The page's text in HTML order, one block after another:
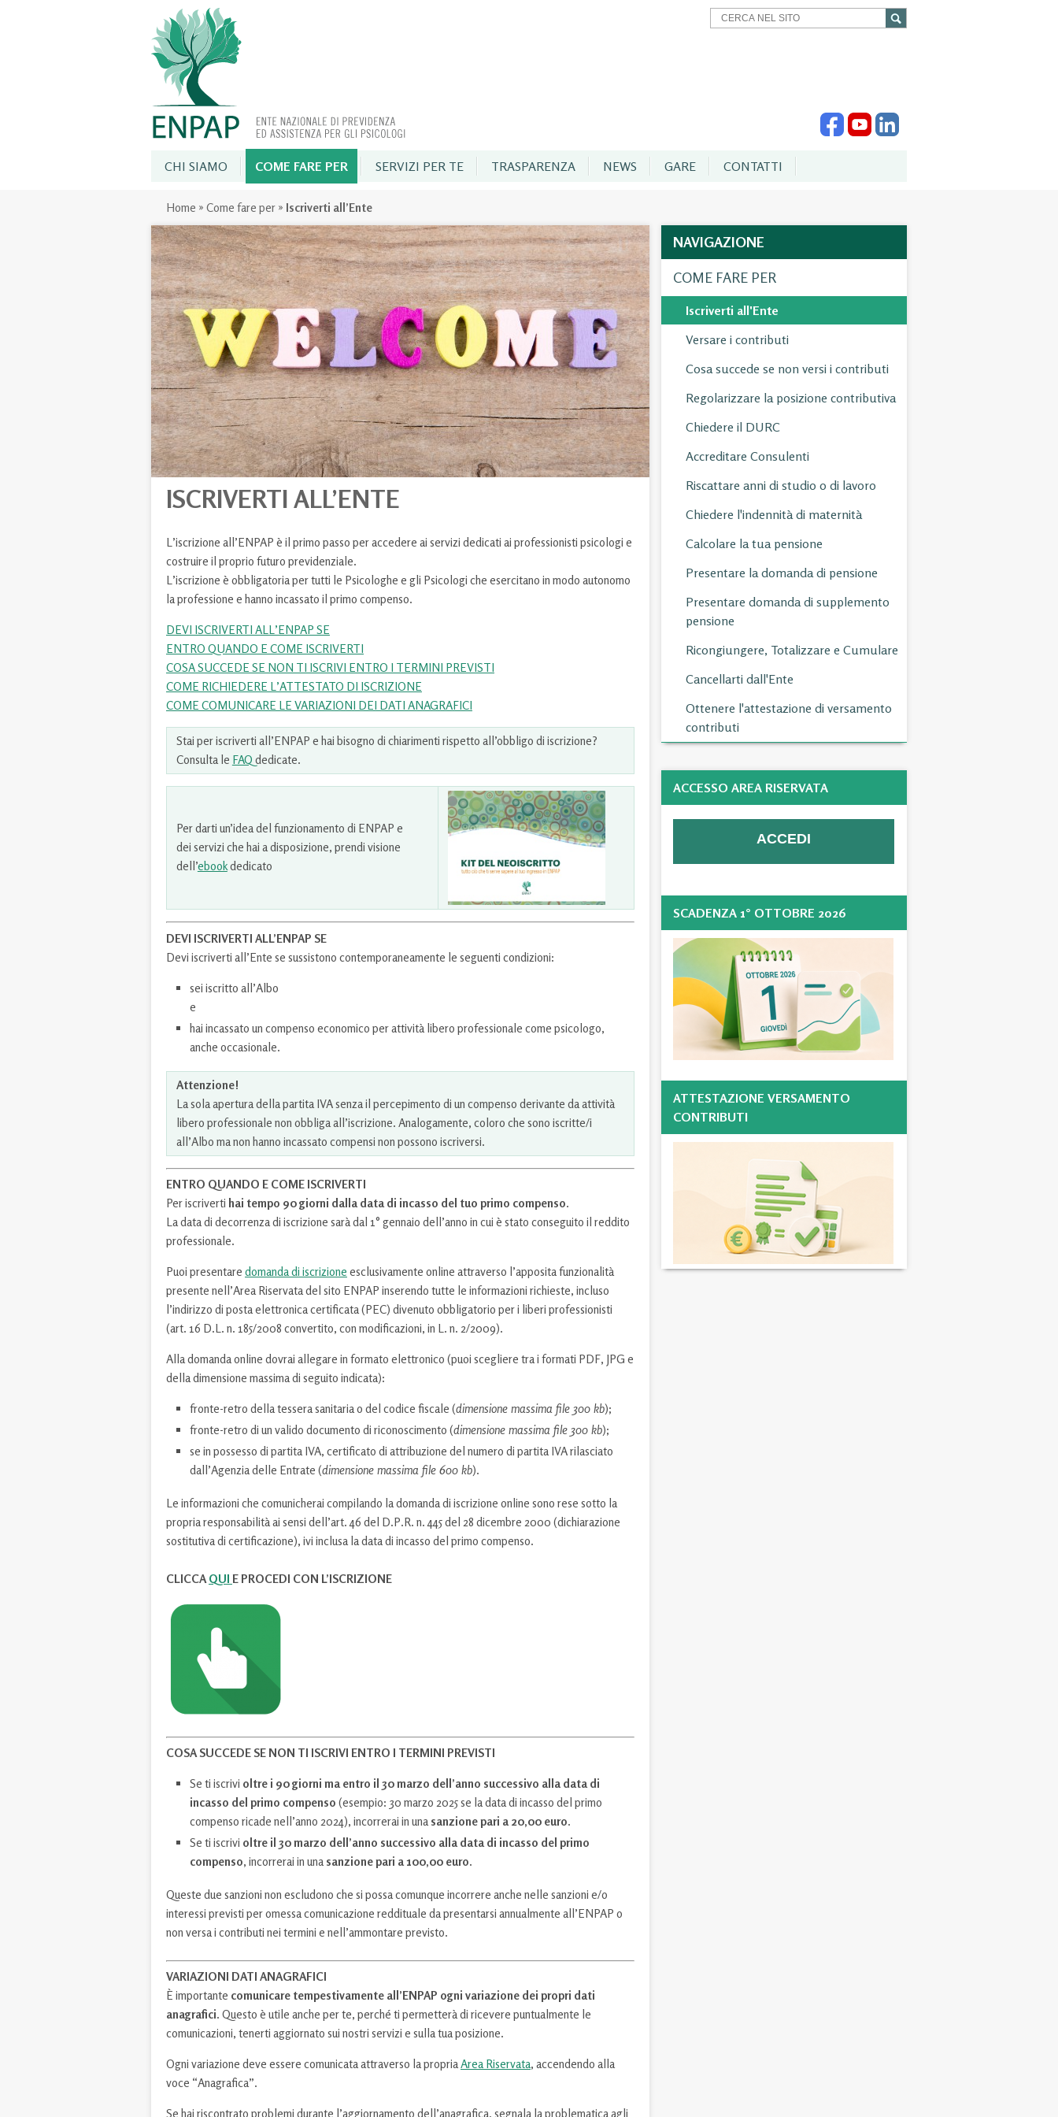
CHI SIAMO COME FARE PER SERVIZI PER TE TRASPARENZA NEWS GARE CONTATTI
Home »Come fare per » Iscriverti all’Ente
NAVIGAZIONE
COME FARE PER
Iscriverti all'Ente
Versare i contributi
Cosa succede se non versi i contributi
Regolarizzare la posizione contributiva
Chiedere il DURC
Accreditare Consulenti
Riscattare anni di studio o di lavoro
Chiedere l'indennità di maternità
Calcolare la tua pensione
Presentare la domanda di pensione
Presentare domanda di supplemento
pensione
Ricongiungere, Totalizzare e Cumulare
Cancellarti dall'Ente
Ottenere l'attestazione di versamento
contributi
ISCRIVERTI ALL’ENTE
L’iscrizione all’ENPAP è il primo passo per accedere ai servizi dedicati ai professionisti psicologi e
costruire il proprio futuro previdenziale.
L’iscrizione è obbligatoria per tutti le Psicologhe e gli Psicologi che esercitano in modo autonomo
la professione e hanno incassato il primo compenso.
DEVI ISCRIVERTI ALL’ENPAP SE
ENTRO QUANDO E COME ISCRIVERTI
COSA SUCCEDE SE NON TI ISCRIVI ENTRO I TERMINI PREVISTI
COME RICHIEDERE L’ATTESTATO DI ISCRIZIONE
COME COMUNICARE LE VARIAZIONI DEI DATI ANAGRAFICI
Stai per iscriverti all’ENPAP e hai bisogno di chiarimenti rispetto all’obbligo di iscrizione?
Consulta le FAQ dedicate.
Per darti un’idea del funzionamento di ENPAP e
dei servizi che hai a disposizione, prendi visione
dell’ebookdedicato
DEVI ISCRIVERTI ALL’ENPAP SE
Devi iscriverti all’Ente se sussistono contemporaneamente le seguenti condizioni:
sei iscritto all’Albo
e
hai incassato un compenso economico per attività libero professionale come psicologo,
anche occasionale.
Attenzione!
La sola apertura della partita IVA senza il percepimento di un compenso derivante da attività
libero professionale non obbliga all’iscrizione. Analogamente, coloro che sono iscritte/i
all’Albo ma non hanno incassato compensi non possono iscriversi.
ENTRO QUANDO E COME ISCRIVERTI
Per iscriverti hai tempo 90 giorni dalla data di incasso del tuo primo compenso.
La data di decorrenza di iscrizione sarà dal 1° gennaio dell’anno in cui è stato conseguito il reddito
professionale.
Puoi presentare domanda di iscrizione esclusivamente online attraverso l’apposita funzionalità
presente nell’Area Riservata del sito ENPAP inserendo tutte le informazioni richieste, incluso
l’indirizzo di posta elettronica certificata (PEC) divenuto obbligatorio per i liberi professionisti
(art. 16 D.L. n. 185/2008 convertito, con modificazioni, in L. n. 2/2009).
Alla domanda online dovrai allegare in formato elettronico (puoi scegliere tra i formati PDF, JPG e
della dimensione massima di seguito indicata):
fronte-retro della tessera sanitaria o del codice fiscale (dimensione massima file 300 kb);
fronte-retro di un valido documento di riconoscimento (dimensione massima file 300 kb);
se in possesso di partita IVA, certificato di attribuzione del numero di partita IVA rilasciato
dall’Agenzia delle Entrate (dimensione massima file 600 kb).
Le informazioni che comunicherai compilando la domanda di iscrizione online sono rese sotto la
propria responsabilità ai sensi dell’art. 46 del D.P.R. n. 445 del 28 dicembre 2000 (dichiarazione
sostitutiva di certificazione), ivi inclusa la data di incasso del primo compenso.
CLICCAQUI E PROCEDI CON L’ISCRIZIONE
COSA SUCCEDE SE NON TI ISCRIVI ENTRO I TERMINI PREVISTI
Se ti iscrivi oltre i 90 giorni ma entro il 30 marzo dell’anno successivo alla data di
incasso del primo compenso (esempio: 30 marzo 2025 se la data di incasso del primo
compenso ricade nell’anno 2024), incorrerai in unasanzione pari a 20,00 euro.
Se ti iscrivi oltre il 30 marzo dell’anno successivo alla data di incasso del primo
compenso, incorrerai in unasanzione pari a 100,00 euro.
Queste due sanzioni non escludono che si possa comunque incorrere anche nelle sanzioni e/o
interessi previsti per omessa comunicazione reddituale da presentarsi annualmente all’ENPAP o
non versa i contributi nei termini e nell’ammontare previsto.
VARIAZIONI DATI ANAGRAFICI
È importante comunicare tempestivamente all’ENPAP ogni variazione dei propri dati
anagrafici. Questo è utile anche per te, perché ti permetterà di ricevere puntualmente le
comunicazioni, tenerti aggiornato sui nostri servizi e sulla tua posizione.
Ogni variazione deve essere comunicata attraverso la propriaArea Riservata, accendendo alla
voce “Anagrafica”.
Se hai riscontrato problemi durante l’aggiornamento dell’anagrafica, segnala la problematica agli
ACCESSO AREA RISERVATA
SCADENZA 1° OTTOBRE 2026
ATTESTAZIONE VERSAMENTO
CONTRIBUTI